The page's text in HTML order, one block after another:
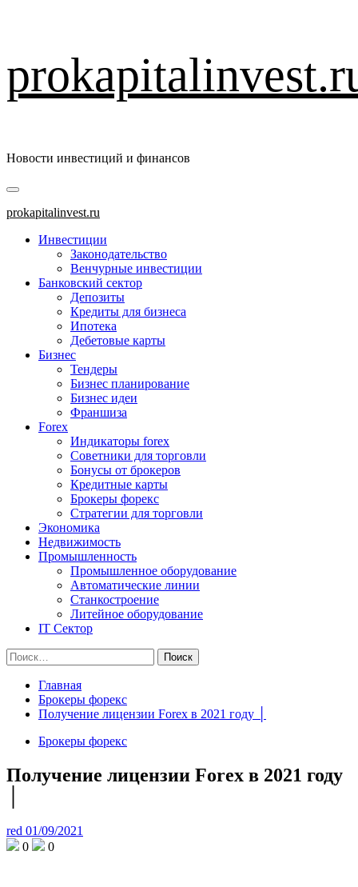
к
содержимому
Новости инвестиций и финансов
Основное
меню
prokapitalinvest.ru
Инвестиции
Законодательство
Венчурные инвестиции
Банковский сектор
Депозиты
Кредиты для бизнеса
Ипотека
Дебетовые карты
Бизнес
Тендеры
Бизнес планирование
Бизнес идеи
Франшиза
Forex
Индикаторы forex
Советники для торговли
Бонусы от брокеров
Кредитные карты
Брокеры форекс
Стратегии для торговли
Экономика
Недвижимость
Промышленность
Промышленное оборудование
Автоматические линии
Станкостроение
Литейное оборудование
IT Сектор
Найти:
Главная
Брокеры форекс
Получение лицензии Forex в 2021 году │
Брокеры форекс
Получение лицензии Forex в 2021 году
red 01/09/2021
0
0